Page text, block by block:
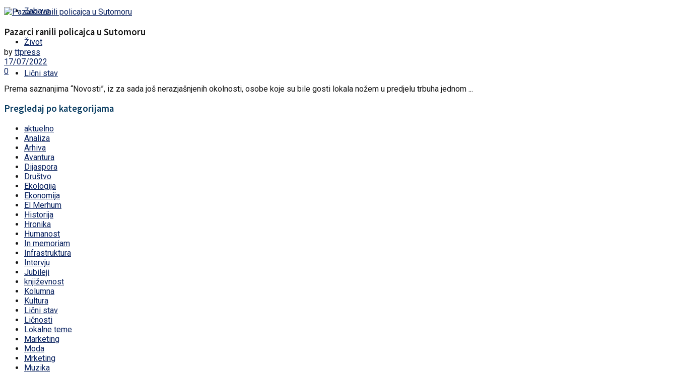
Zabava
Život
Lični stav
Pazarci ranili policajca u Sutomoru
by ttpress
17/07/2022
0
Prema saznanjima “Novosti”, iz za sada još nerazjašnjenih okolnosti, osobe koje su bile gosti lokala nožem u predjelu trbuha jednom ...
Pregledaj po kategorijama
aktuelno
Analiza
Arhiva
Avantura
Dijaspora
Društvo
Ekologija
Ekonomija
El Merhum
Historija
Hronika
Humanost
In memoriam
Infrastruktura
Intervju
Jubileji
književnost
Kolumna
Kultura
Lični stav
Ličnosti
Lokalne teme
Marketing
Moda
Mrketing
Muzika